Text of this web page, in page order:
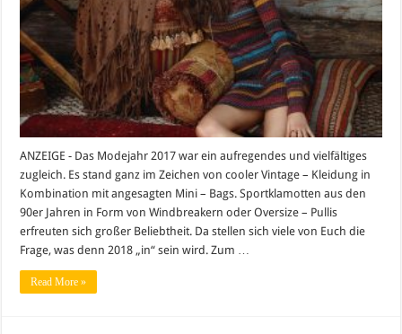
ANZEIGE - Das Modejahr 2017 war ein aufregendes und vielfältiges
zugleich. Es stand ganz im Zeichen von cooler Vintage – Kleidung in
Kombination mit angesagten Mini – Bags. Sportklamotten aus den
90er Jahren in Form von Windbreakern oder Oversize – Pullis
erfreuten sich großer Beliebtheit. Da stellen sich viele von Euch die
Frage, was denn 2018 „in“ sein wird. Zum …
Read More »